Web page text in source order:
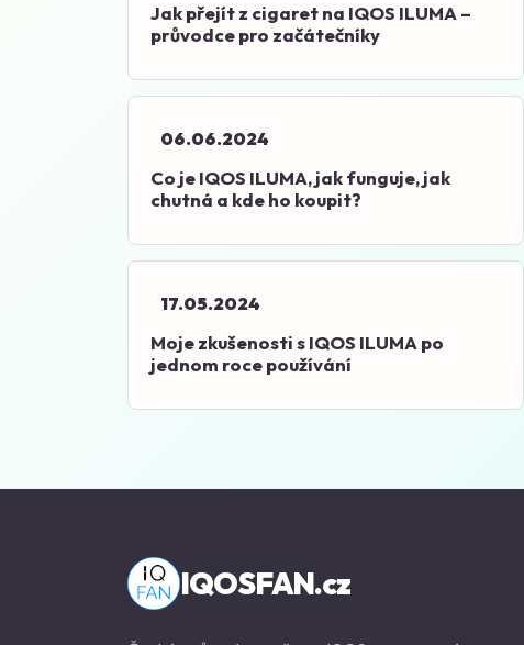
Jak přejít z cigaret na IQOS ILUMA –
průvodce pro začátečníky
06.06.2024
Co je IQOS ILUMA, jak funguje, jak
chutná a kde ho koupit?
17.05.2024
Moje zkušenosti s IQOS ILUMA po
jednom roce používání
IQOSFAN.cz